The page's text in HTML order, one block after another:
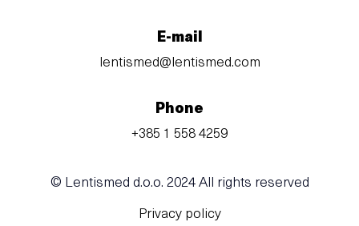
E-mail
lentismed@lentismed.com
Phone
+385 1 558 4259
© Lentismed d.o.o. 2024 All rights reserved
Privacy policy